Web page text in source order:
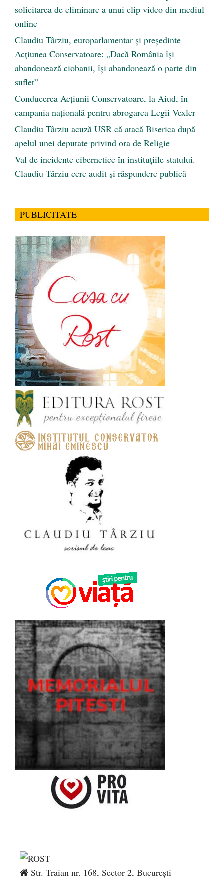
solicitarea de eliminare a unui clip video din mediul
online
Claudiu Târziu, europarlamentar și președinte
Acțiunea Conservatoare: „Dacă România își
abandonează ciobanii, își abandonează o parte din
suflet”
Conducerea Acțiunii Conservatoare, la Aiud, în
campania națională pentru abrogarea Legii Vexler
Claudiu Târziu acuză USR că atacă Biserica după
apelul unei deputate privind ora de Religie
Val de incidente cibernetice în instituțiile statului.
Claudiu Târziu cere audit și răspundere publică
PUBLICITATE
Str. Traian nr. 168, Sector 2, București